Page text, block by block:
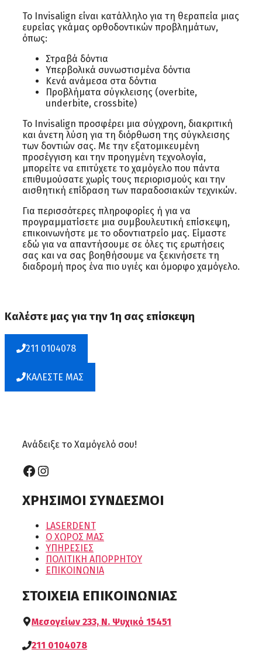
Το Invisalign είναι κατάλληλο για τη θεραπεία μιας
ευρείας γκάμας ορθοδοντικών προβλημάτων,
όπως:
Στραβά δόντια
Υπερβολικά συνωστισμένα δόντια
Κενά ανάμεσα στα δόντια
Προβλήματα σύγκλεισης (overbite,
underbite, crossbite)
Το Invisalign προσφέρει μια σύγχρονη, διακριτική
και άνετη λύση για τη διόρθωση της σύγκλεισης
των δοντιών σας. Με την εξατομικευμένη
προσέγγιση και την προηγμένη τεχνολογία,
μπορείτε να επιτύχετε το χαμόγελο που πάντα
επιθυμούσατε χωρίς τους περιορισμούς και την
αισθητική επίδραση των παραδοσιακών τεχνικών.
Για περισσότερες πληροφορίες ή για να
προγραμματίσετε μια συμβουλευτική επίσκεψη,
επικοινωνήστε με το οδοντιατρείο μας. Είμαστε
εδώ για να απαντήσουμε σε όλες τις ερωτήσεις
σας και να σας βοηθήσουμε να ξεκινήσετε τη
διαδρομή προς ένα πιο υγιές και όμορφο χαμόγελο.
Καλέστε μας για την 1η σας επίσκεψη
211 0104078
ΚΑΛΕΣΤΕ ΜΑΣ
Ανάδειξε το Χαμόγελό σου!
Facebook
Instagram
ΧΡΗΣΙΜΟΙ ΣΥΝΔΕΣΜΟΙ
LASERDENT
Ο ΧΩΡΟΣ ΜΑΣ
ΥΠΗΡΕΣΙΕΣ
ΠΟΛΙΤΙΚΗ ΑΠΟΡΡΗΤΟΥ
ΕΠΙΚΟΙΝΩΝΙΑ
ΣΤΟΙΧΕΙΑ ΕΠΙΚΟΙΝΩΝΙΑΣ
Μεσογείων 233, Ν. Ψυχικό 15451
211 0104078